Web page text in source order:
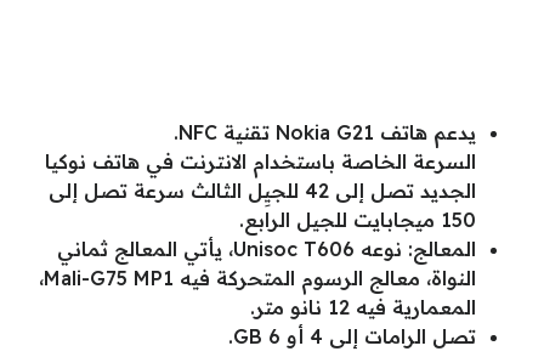
يدعم هاتف Nokia G21 تقنية NFC.
السرعة الخاصة باستخدام الانترنت في هاتف نوكيا
الجديد تصل إلى 42 للجيِل الثالث سرعة تصل إلى
150 ميجابايت للجيل الرابع.
المعالج: نوعه Unisoc T606، يأتي المعالج ثماني
النواة، معالج الرسوم المتحركة فيه Mali-G75 MP1،
المعمارية فيه 12 نانو متر.
تصل الرامات إلى 4 أو 6 GB.